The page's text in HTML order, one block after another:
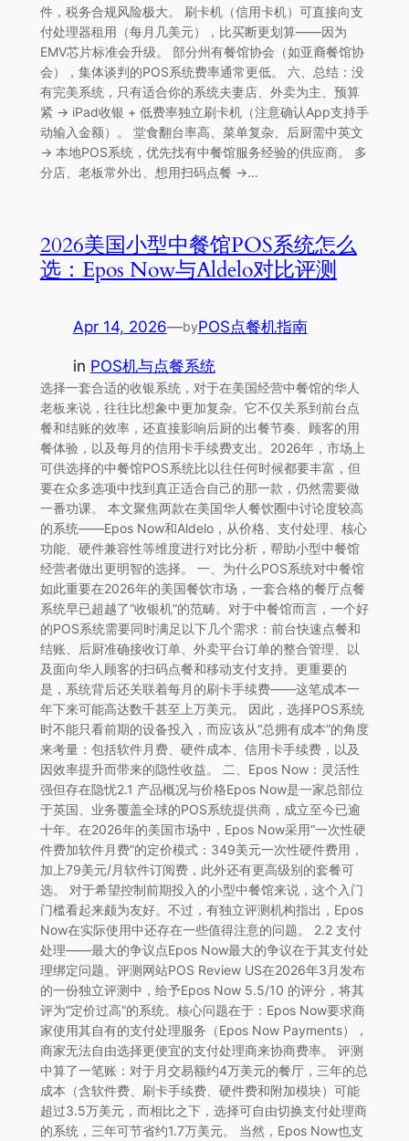
件，税务合规风险极大。 刷卡机（信用卡机）可直接向支
付处理器租用（每月几美元），比买断更划算——因为
EMV芯片标准会升级。 部分州有餐馆协会（如亚裔餐馆协
会），集体谈判的POS系统费率通常更低。 六、总结：没
有完美系统，只有适合你的系统夫妻店、外卖为主、预算
紧 → iPad收银 + 低费率独立刷卡机（注意确认App支持手
动输入金额）。 堂食翻台率高、菜单复杂、后厨需中英文
→ 本地POS系统，优先找有中餐馆服务经验的供应商。 多
分店、老板常外出、想用扫码点餐 →…
2026美国小型中餐馆POS系统怎么
选：Epos Now与Aldelo对比评测
Apr 14, 2026—byPOS点餐机指南
in POS机与点餐系统
选择一套合适的收银系统，对于在美国经营中餐馆的华人
老板来说，往往比想象中更加复杂。它不仅关系到前台点
餐和结账的效率，还直接影响后厨的出餐节奏、顾客的用
餐体验，以及每月的信用卡手续费支出。2026年，市场上
可供选择的中餐馆POS系统比以往任何时候都要丰富，但
要在众多选项中找到真正适合自己的那一款，仍然需要做
一番功课。 本文聚焦两款在美国华人餐饮圈中讨论度较高
的系统——Epos Now和Aldelo，从价格、支付处理、核心
功能、硬件兼容性等维度进行对比分析，帮助小型中餐馆
经营者做出更明智的选择。 一、为什么POS系统对中餐馆
如此重要在2026年的美国餐饮市场，一套合格的餐厅点餐
系统早已超越了“收银机”的范畴。对于中餐馆而言，一个好
的POS系统需要同时满足以下几个需求：前台快速点餐和
结账、后厨准确接收订单、外卖平台订单的整合管理、以
及面向华人顾客的扫码点餐和移动支付支持。更重要的
是，系统背后还关联着每月的刷卡手续费——这笔成本一
年下来可能高达数千甚至上万美元。 因此，选择POS系统
时不能只看前期的设备投入，而应该从“总拥有成本”的角度
来考量：包括软件月费、硬件成本、信用卡手续费，以及
因效率提升而带来的隐性收益。 二、Epos Now：灵活性
强但存在隐忧2.1 产品概况与价格Epos Now是一家总部位
于英国、业务覆盖全球的POS系统提供商，成立至今已逾
十年。在2026年的美国市场中，Epos Now采用“一次性硬
件费加软件月费”的定价模式：349美元一次性硬件费用，
加上79美元/月软件订阅费，此外还有更高级别的套餐可
选。 对于希望控制前期投入的小型中餐馆来说，这个入门
门槛看起来颇为友好。不过，有独立评测机构指出，Epos
Now在实际使用中还存在一些值得注意的问题。 2.2 支付
处理——最大的争议点Epos Now最大的争议在于其支付处
理绑定问题。评测网站POS Review US在2026年3月发布
的一份独立评测中，给予Epos Now 5.5/10 的评分，将其
评为“定价过高”的系统。核心问题在于：Epos Now要求商
家使用其自有的支付处理服务（Epos Now Payments），
商家无法自由选择更便宜的支付处理商来协商费率。 评测
中算了一笔账：对于月交易额约4万美元的餐厅，三年的总
成本（含软件费、刷卡手续费、硬件费和附加模块）可能
超过3.5万美元，而相比之下，选择可自由切换支付处理商
的系统，三年可节省约1.7万美元。 当然，Epos Now也支